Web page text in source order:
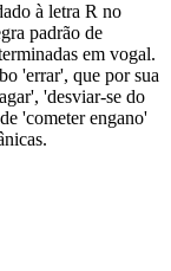
à letra R no
padrão de
em vogal.
'errar', que por sua
'desviar-se do
'cometer engano'